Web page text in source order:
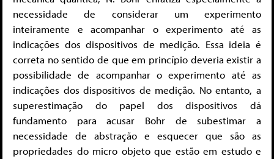
necessidade de considerar um experimento
inteiramente e acompanhar o experimento até as
indicações dos dispositivos de medição. Essa ideia é
correta no sentido de que em princípio deveria existir a
possibilidade de acompanhar o experimento até as
indicações dos dispositivos de medição. No entanto, a
superestimação do papel dos dispositivos dá
fundamento para acusar Bohr de subestimar a
necessidade de abstração e esquecer que são as
propriedades do micro objeto que estão em estudo e